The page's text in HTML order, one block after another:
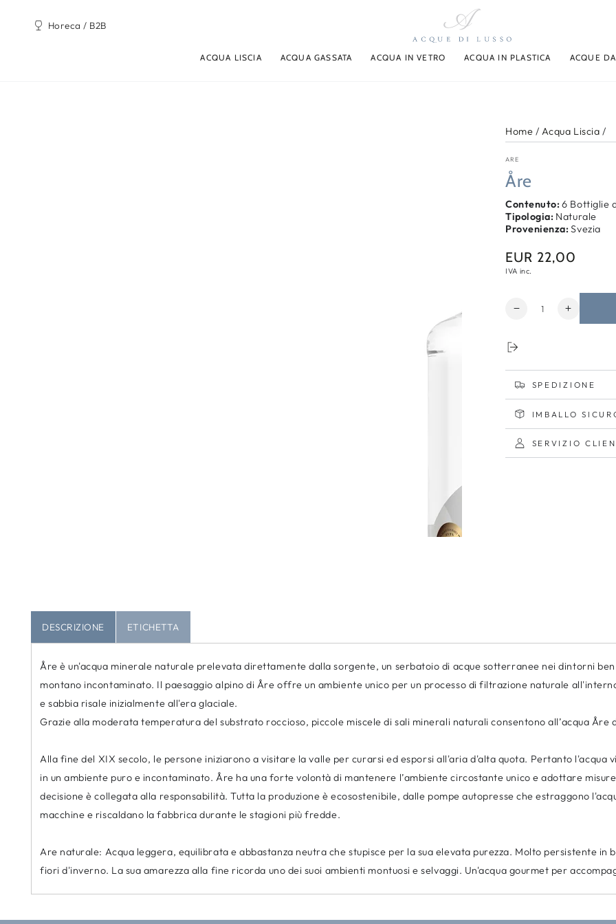
Horeca / B2B
ACQUA LISCIA ACQUA GASSATA ACQUA IN VETRO ACQUA IN PLASTICA ACQUE
Home / Acqua Liscia /
ARE
Åre
Contenuto:6 Bottiglie
Tipologia: Naturale
Provenienza:Svezia
Prezzo
regolare
EUR 22,00
IVA inc.
Quantità
Diminuisci
Åre
Aumenta
quantità
SPEDIZIONE
IMBALLO
SERVIZIO
DESCRIZIONE ETICHETTA
Åre è un'acqua minerale naturale prelevata direttamente dalla sorgente, un serbatoio di acque sotterranee nei dintorni
montano incontaminato. Il paesaggio alpino di Åre offre un ambiente unico per un processo di filtrazione naturale
e sabbia risale inizialmente all'era glaciale.
Grazie alla moderata temperatura del substrato roccioso, piccole miscele di sali minerali naturali consentono all’acqua Åre
Alla fine del XIX secolo, le persone iniziarono a visitare la valle per curarsi ed esporsi all'aria d'alta quota. Pertanto
in un ambiente puro e incontaminato. Åre ha una forte volontà di mantenere l’ambiente circostante unico e adottare
decisione è collegata alla responsabilità. Tutta la produzione è ecosostenibile, dalle pompe autopresse che estraggono
macchine e riscaldano la fabbrica durante le stagioni più fredde.
Are naturale: Acqua leggera, equilibrata e abbastanza neutra che stupisce per la sua elevata purezza. Molto persistente in
fiori d'inverno. La sua amarezza alla fine ricorda uno dei suoi ambienti montuosi e selvaggi. Un'acqua gourmet per